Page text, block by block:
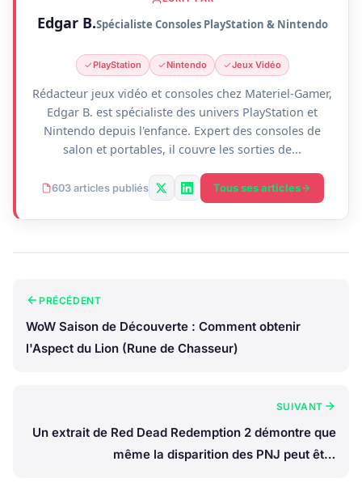
Edgar B.Spécialiste Consoles PlayStation & Nintendo
PlayStation Nintendo Jeux Vidéo
Rédacteur jeux vidéo et consoles chez Materiel-Gamer,
Edgar B. est spécialiste des univers PlayStation et
Nintendo depuis l'enfance. Expert des consoles de
salon et portables, il couvre les sorties de...
603 articles publiés Tous ses articles
PRÉCÉDENT
WoW Saison de Découverte : Comment obtenir
l'Aspect du Lion (Rune de Chasseur)
SUIVANT
Un extrait de Red Dead Redemption 2 démontre que
même la disparition des PNJ peut être